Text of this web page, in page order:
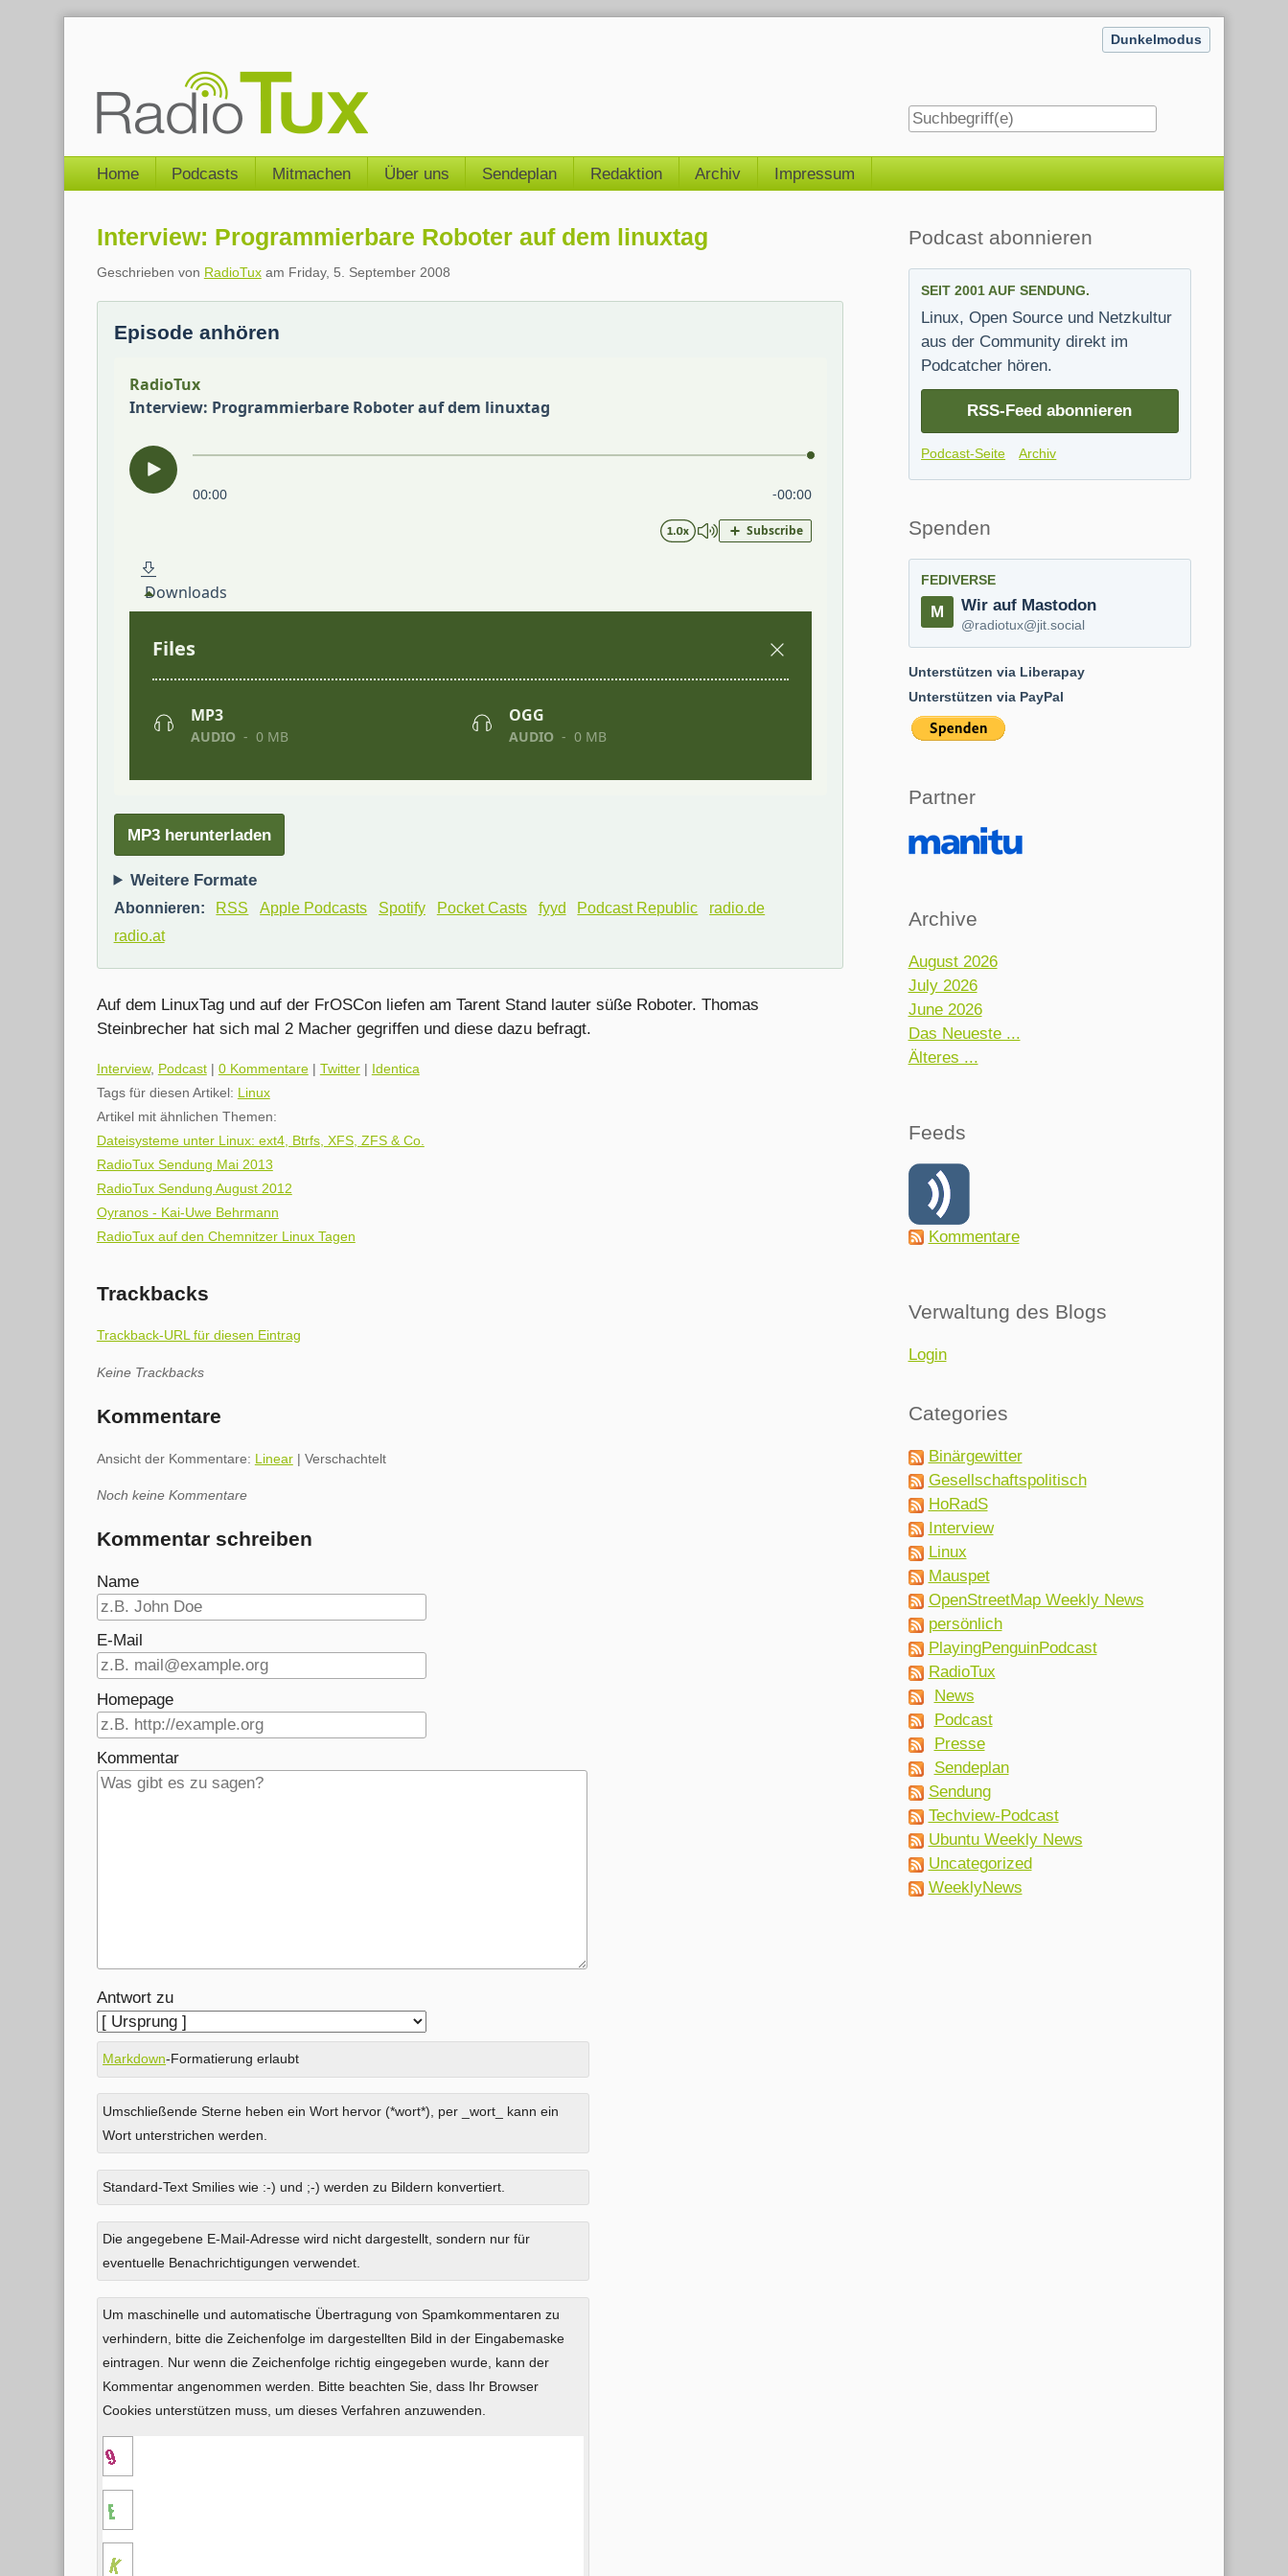
Dunkelmodus
Navigation
Home Podcasts Mitmachen Über uns Sendeplan Redaktion Archiv Impressum
Interview: Programmierbare Roboter auf dem linuxtag
Geschrieben von RadioTuxam Friday, 5. September 2008
Episode anhören
MP3 herunterladen
Weitere Formate
Abonnieren: RSS Apple Podcasts Spotify Pocket Casts fyyd Podcast Republic
radio.de
radio.at
Auf dem LinuxTag und auf der FrOSCon liefen am Tarent Stand lauter süße Roboter. Thomas
Steinbrecher hat sich mal 2 Macher gegriffen und diese dazu befragt.
Kategorien:
Interview, Podcast| 0 Kommentare| Twitter|
Identica
Tags für diesen Artikel: Linux
Artikel mit ähnlichen Themen:
Dateisysteme unter Linux: ext4, Btrfs, XFS, ZFS & Co.
RadioTux Sendung Mai 2013
RadioTux Sendung August 2012
Oyranos - Kai-Uwe Behrmann
RadioTux auf den Chemnitzer Linux Tagen
Trackbacks
Trackback-URL für diesen Eintrag
Keine Trackbacks
Kommentare
Ansicht der Kommentare: Linear| Verschachtelt
Noch keine Kommentare
Kommentar schreiben
Name
E-Mail
Homepage
Kommentar
Antwort zu
Markdown-Formatierung erlaubt
Umschließende Sterne heben ein Wort hervor (*wort*), per _wort_ kann ein
Wort unterstrichen werden.
Standard-Text Smilies wie :-) und ;-) werden zu Bildern konvertiert.
Was
ist
Eins
plus
Die angegebene E-Mail-Adresse wird nicht dargestellt, sondern nur für
eventuelle Benachrichtigungen verwendet.
Um maschinelle und automatische Übertragung von Spamkommentaren zu
verhindern, bitte die Zeichenfolge im dargestellten Bild in der Eingabemaske
eintragen. Nur wenn die Zeichenfolge richtig eingegeben wurde, kann der
Kommentar angenommen werden. Bitte beachten Sie, dass Ihr Browser
Cookies unterstützen muss, um dieses Verfahren anzuwenden.
Seitenleiste
Podcast abonnieren
SEIT 2001 AUF SENDUNG.
Linux, Open Source und Netzkultur
aus der Community direkt im
Podcatcher hören.
RSS-Feed abonnieren
Podcast-Seite Archiv
Spenden
FEDIVERSE
Wir auf Mastodon
@radiotux@jit.social
Unterstützen via Liberapay
Unterstützen via PayPal
Partner
Archive
August 2026
July 2026
June 2026
Das Neueste ...
Älteres ...
Feeds
Kommentare
Verwaltung des Blogs
Login
Categories
Binärgewitter
Gesellschaftspolitisch
HoRadS
Interview
Linux
Mauspet
OpenStreetMap Weekly News
persönlich
PlayingPenguinPodcast
RadioTux
News
Podcast
Presse
Sendeplan
Sendung
Techview-Podcast
Ubuntu Weekly News
Uncategorized
WeeklyNews